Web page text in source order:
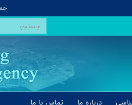
درباره ما
تماس با ما